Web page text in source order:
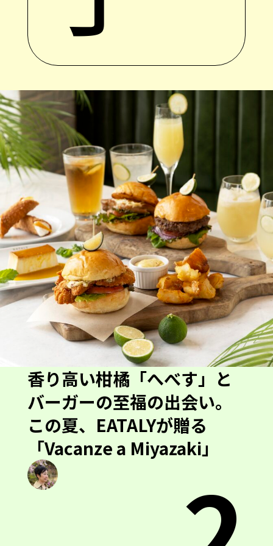
香り高い柑橘「へべす」と
バーガーの至福の出会い。
この夏、EATALYが贈る
「Vacanze a Miyazaki」